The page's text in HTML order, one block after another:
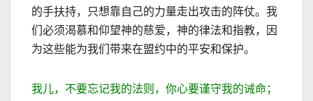
的手扶持，只想靠自己的力量走出攻击的阵仗。我
们必须渴慕和仰望神的慈爱，神的律法和指教，因
为这些能为我们带来在盟约中的平安和保护。
我儿，不要忘记我的法则，你心要谨守我的诫命；